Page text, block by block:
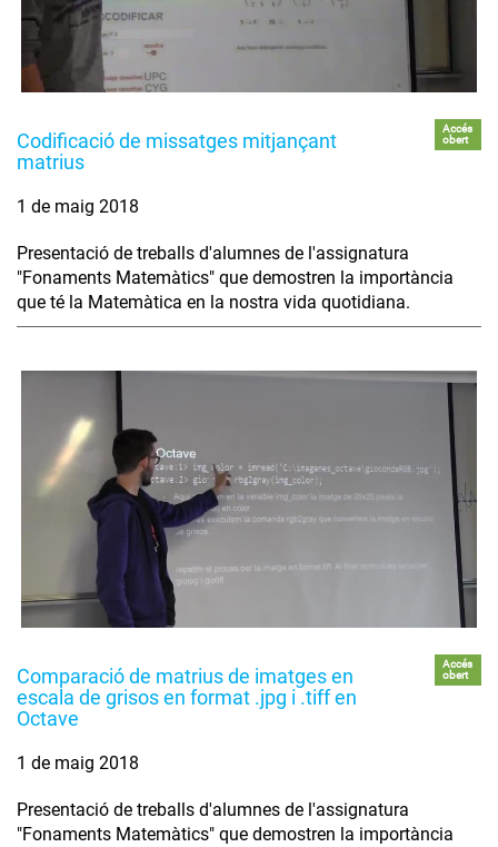
Codificació de missatges mitjançant
matrius
Accés
obert
1 de maig 2018
Presentació de treballs d'alumnes de l'assignatura
"Fonaments Matemàtics" que demostren la importància
que té la Matemàtica en la nostra vida quotidiana.
Comparació de matrius de imatges en
escala de grisos en format .jpg i .tiff en
Octave
Accés
obert
1 de maig 2018
Presentació de treballs d'alumnes de l'assignatura
"Fonaments Matemàtics" que demostren la importància